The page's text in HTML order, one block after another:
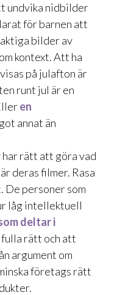
undvika nidbilder
för barnen att
bilder av
kontext. Att ha
på julafton är
runt jul är en
en
annat än
rätt att göra vad
deras filmer. Rasa
De personer som
låg intellektuell
deltar i
rätt och att
argument om
företags rätt